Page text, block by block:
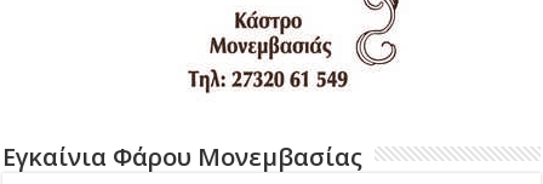
Εγκαίνια Φάρου Μονεμβασίας